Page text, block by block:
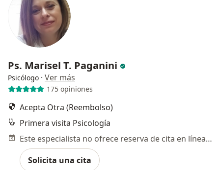
Ps. Marisel T. Paganini
Psicólogo · Ver más
175 opiniones
Acepta Otra (Reembolso)
Primera visita Psicología
Este especialista no ofrece reserva de cita en línea en esta dirección.
Solicita una cita